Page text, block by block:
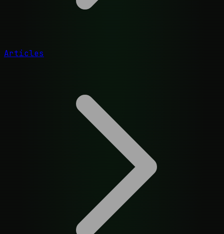
Articles